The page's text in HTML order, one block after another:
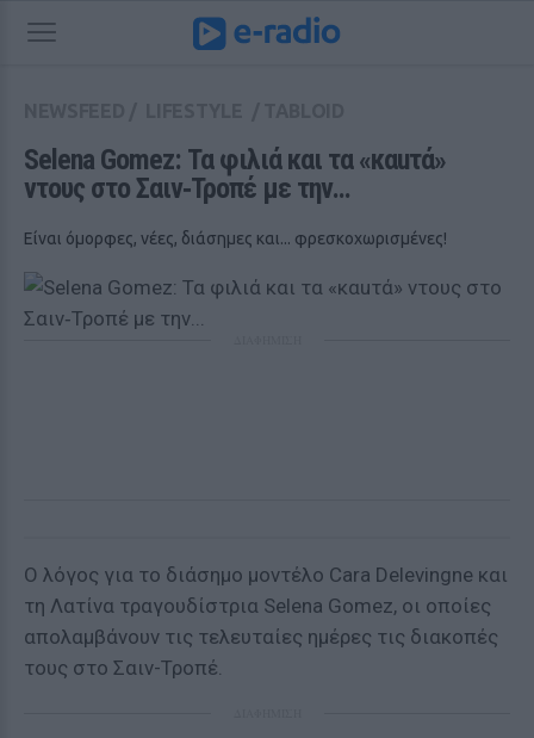
Selena Gomez: Τα φιλιά και τα «καuτά»
ντους στο Σαιν‑Τροπέ με την...
Είναι όμορφες, νέες, διάσημες και... φρεσκοχωρισμένες!
Ο λόγος για το διάσημο μοντέλο Cara Delevingne και
τη Λατίνα τραγουδίστρια Selena Gomez, οι οποίες
απολαμβάνουν τις τελευταίες ημέρες τις διακοπές
τους στο Σαιν-Τροπέ.